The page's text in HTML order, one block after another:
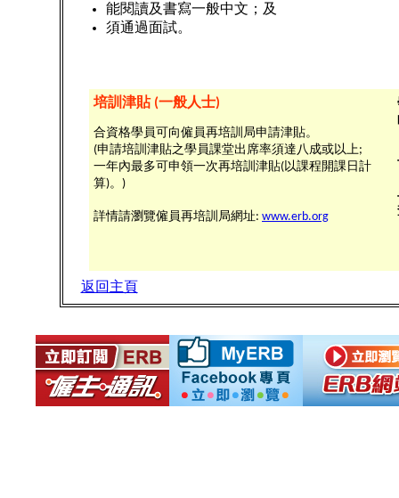
能閱讀及書寫一般中文；及
須通過面試。
培訓津貼 (一般人士)
合資格學員可向僱員再培訓局申請津貼。
(申請培訓津貼之學員課堂出席率須達八成或以上;
一年內最多可申領一次再培訓津貼(以課程開課日計
算)。)
詳情請瀏覽僱員再培訓局網址: www.erb.org
返回主頁